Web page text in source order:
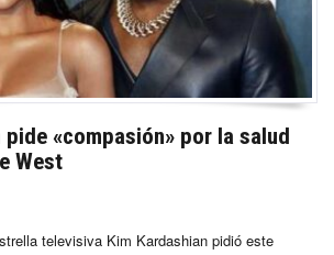
pide «compasión» por la salud
West
televisiva Kim Kardashian pidió este